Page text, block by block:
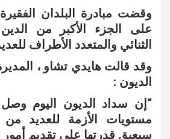
وقضت مبادرة البلدان الفقيرة
على الجزء الأكبر من
الثنائي والمتعدد الأطراف
وقد قالت هايدي تشاو ، المديرة
الديون :
“إن سداد الديون اليوم
مستويات الأزمة للعديد
سيعيق قدرتها على تقديم أمور